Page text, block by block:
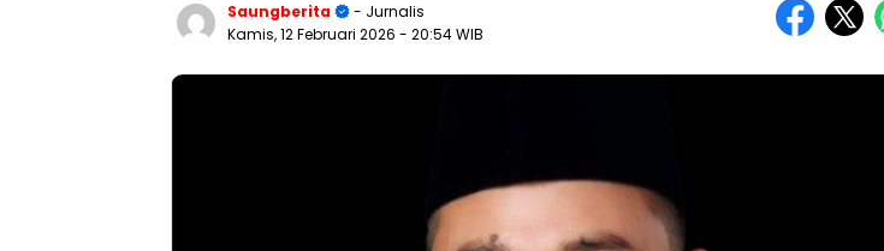
Saungberita
- Jurnalis
Kamis, 12 Februari 2026 - 20:54 WIB